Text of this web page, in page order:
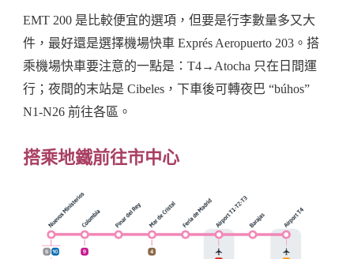
EMT 200 是比較便宜的選項，但要是行李數量多又大
件，最好還是選擇機場快車 Exprés Aeropuerto 203。搭
乘機場快車要注意的一點是：T4→Atocha 只在日間運
行；夜間的末站是 Cibeles，下車後可轉夜巴 “búhos”
N1-N26 前往各區。
搭乘地鐵前往市中心